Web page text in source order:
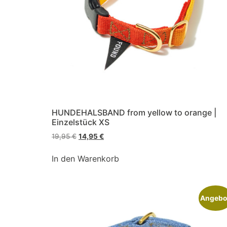
HUNDEHALSBAND from yellow to orange |
Einzelstück XS
19,95€ 14,95 €
In den Warenkorb